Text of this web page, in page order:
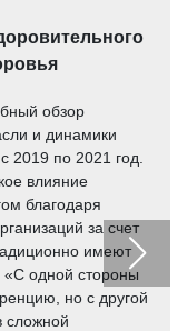
обзор
и динамики
2019 по 2021 год.
влияние
благодаря
за счет
имеют
«С одной стороны
но с другой
сложной